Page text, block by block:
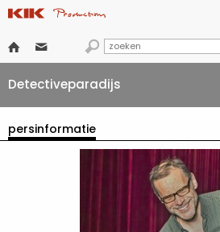
  
Detectiveparadijs
persinformatie